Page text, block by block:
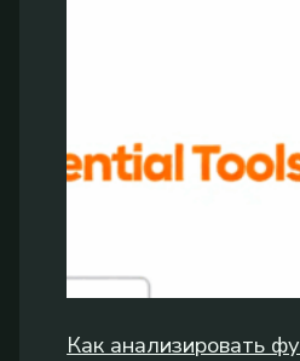
Как анализировать